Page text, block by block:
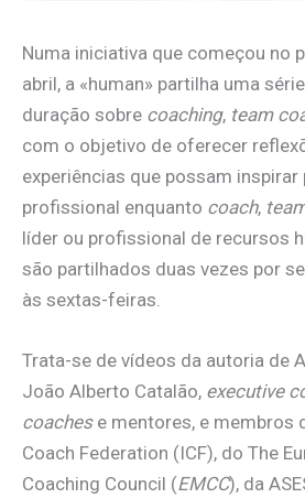
Numa iniciativa que começou no
abril, a «human» partilha uma
duração sobre coaching, team
com o objetivo de oferecer
experiências que possam inspirar
profissional enquanto coach,
líder ou profissional de recursos
são partilhados duas vezes por
às sextas-feiras.
Trata-se de vídeos da autoria de
João Alberto Catalão, executive
coachese mentores, e membros
Coach Federation (ICF), do The
Coaching Council (EMCC), da